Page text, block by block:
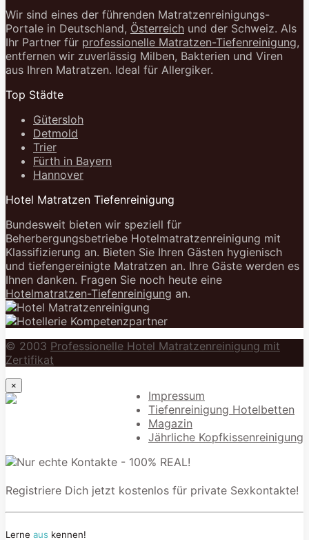
Wir sind eines der führenden Matratzenreinigungs-
Portale in Deutschland, Österreich und der Schweiz. Als
Ihr Partner für professionelle Matratzen-Tiefenreinigung,
entfernen wir zuverlässig Milben, Bakterien und Viren
aus Ihren Matratzen. Ideal für Allergiker.
Top Städte
Gütersloh
Detmold
Trier
Fürth in Bayern
Hannover
Hotel Matratzen Tiefenreinigung
Bundesweit bieten wir speziell für
Beherbergungsbetriebe Hotelmatratzenreinigung mit
Klassifizierung an. Bieten Sie Ihren Gästen hygienisch
und tiefengereinigte Matratzen an. Ihre Gäste werden es
Ihnen danken. Fragen Sie noch heute eine
Hotelmatratzen-Tiefenreinigung an.
© 2003 Professionelle Hotel Matratzenreinigung mit
Zertifikat
Impressum
Tiefenreinigung Hotelbetten
Magazin
Jährliche Kopfkissenreinigung
×
Registriere Dich jetzt kostenlos für private Sexkontakte!
Lerne aus kennen!